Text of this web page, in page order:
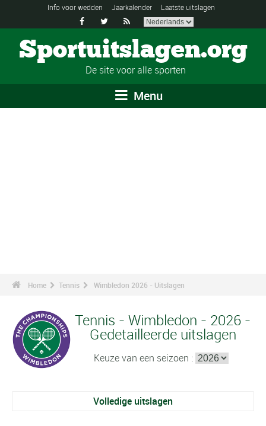
Info voor wedden Jaarkalender Laatste uitslagen
  
Sportuitslagen.org
De site voor alle sporten
Menu
Home Tennis Wimbledon 2026 - Uitslagen
Tennis - Wimbledon - 2026 -
Gedetailleerde uitslagen
Keuze van een seizoen :
Volledige uitslagen